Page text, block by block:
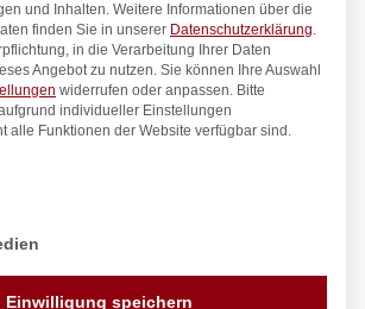
und Inhalten. Weitere Informationen über die
finden Sie in unserer Datenschutzerklärung.
in die Verarbeitung Ihrer Daten
Angebot zu nutzen. Sie können Ihre Auswahl
widerrufen oder anpassen. Bitte
individueller Einstellungen
alle Funktionen der Website verfügbar sind.
der Service-Gruppen, für die eine
Einwilligung speichern